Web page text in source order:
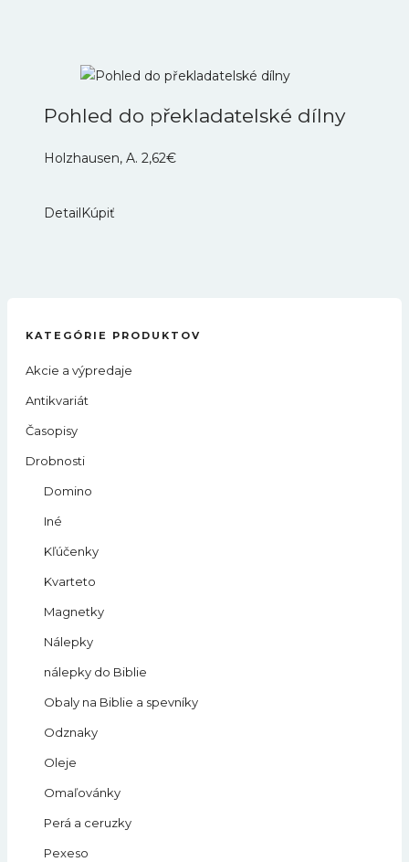
Pohled do překladatelské dílny
Holzhausen, A. 2,62€
Detail Kúpiť
KATEGÓRIE PRODUKTOV
Akcie a výpredaje
Antikvariát
Časopisy
Drobnosti
Domino
Iné
Kľúčenky
Kvarteto
Magnetky
Nálepky
nálepky do Biblie
Obaly na Biblie a spevníky
Odznaky
Oleje
Omaľovánky
Perá a ceruzky
Pexeso